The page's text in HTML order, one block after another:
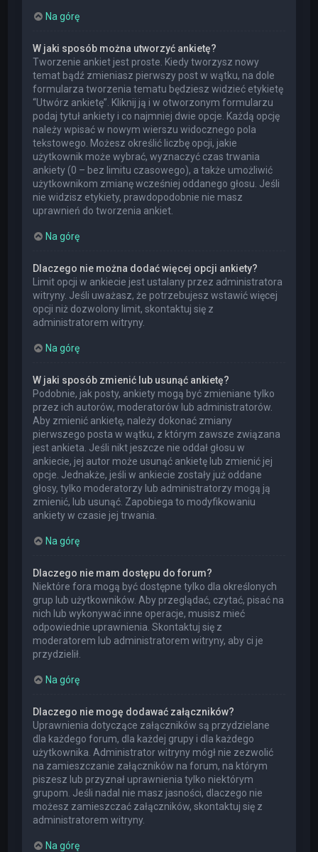
Na górę
W jaki sposób można utworzyć ankietę?
Tworzenie ankiet jest proste. Kiedy tworzysz nowy
temat bądź zmieniasz pierwszy post w wątku, na dole
formularza tworzenia tematu będziesz widzieć etykietę
“Utwórz ankietę”. Kliknij ją i w otworzonym formularzu
podaj tytuł ankiety i co najmniej dwie opcje. Każdą opcję
należy wpisać w nowym wierszu widocznego pola
tekstowego. Możesz określić liczbę opcji, jakie
użytkownik może wybrać, wyznaczyć czas trwania
ankiety (0 – bez limitu czasowego), a także umożliwić
użytkownikom zmianę wcześniej oddanego głosu. Jeśli
nie widzisz etykiety, prawdopodobnie nie masz
uprawnień do tworzenia ankiet.
Na górę
Dlaczego nie można dodać więcej opcji ankiety?
Limit opcji w ankiecie jest ustalany przez administratora
witryny. Jeśli uważasz, że potrzebujesz wstawić więcej
opcji niż dozwolony limit, skontaktuj się z
administratorem witryny.
Na górę
W jaki sposób zmienić lub usunąć ankietę?
Podobnie, jak posty, ankiety mogą być zmieniane tylko
przez ich autorów, moderatorów lub administratorów.
Aby zmienić ankietę, należy dokonać zmiany
pierwszego posta w wątku, z którym zawsze związana
jest ankieta. Jeśli nikt jeszcze nie oddał głosu w
ankiecie, jej autor może usunąć ankietę lub zmienić jej
opcje. Jednakże, jeśli w ankiecie zostały już oddane
głosy, tylko moderatorzy lub administratorzy mogą ją
zmienić, lub usunąć. Zapobiega to modyfikowaniu
ankiety w czasie jej trwania.
Na górę
Dlaczego nie mam dostępu do forum?
Niektóre fora mogą być dostępne tylko dla określonych
grup lub użytkowników. Aby przeglądać, czytać, pisać na
nich lub wykonywać inne operacje, musisz mieć
odpowiednie uprawnienia. Skontaktuj się z
moderatorem lub administratorem witryny, aby ci je
przydzielił.
Na górę
Dlaczego nie mogę dodawać załączników?
Uprawnienia dotyczące załączników są przydzielane
dla każdego forum, dla każdej grupy i dla każdego
użytkownika. Administrator witryny mógł nie zezwolić
na zamieszczanie załączników na forum, na którym
piszesz lub przyznał uprawnienia tylko niektórym
grupom. Jeśli nadal nie masz jasności, dlaczego nie
możesz zamieszczać załączników, skontaktuj się z
administratorem witryny.
Na górę